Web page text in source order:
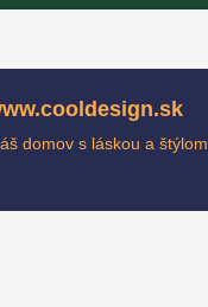
domov s láskou a štýlom